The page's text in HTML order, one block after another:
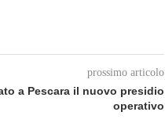
prossimo articolo
a Pescara il nuovo presidio
operativo